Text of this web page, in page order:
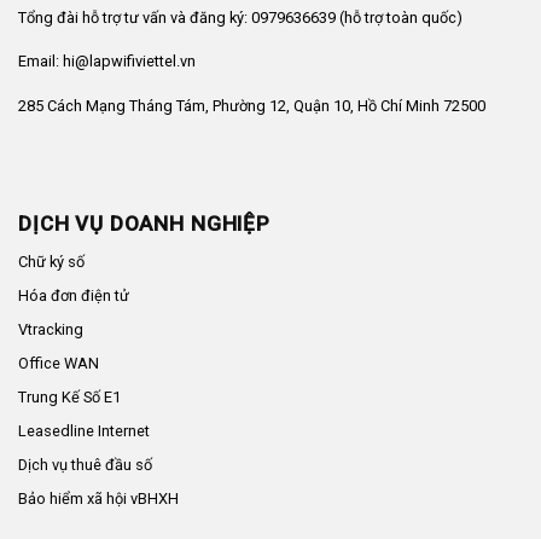
Tổng đài hỗ trợ tư vấn và đăng ký: 0979636639 (hỗ trợ toàn quốc)
Email: hi@lapwifiviettel.vn
285 Cách Mạng Tháng Tám, Phường 12, Quận 10, Hồ Chí Minh 72500
DỊCH VỤ DOANH NGHIỆP
Chữ ký số
Hóa đơn điện tử
Vtracking
Office WAN
Trung Kế Số E1
Leasedline Internet
Dịch vụ thuê đầu số
Bảo hiểm xã hội vBHXH